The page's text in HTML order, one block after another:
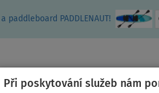
PADDLENAUT!
Při poskytování služeb nám